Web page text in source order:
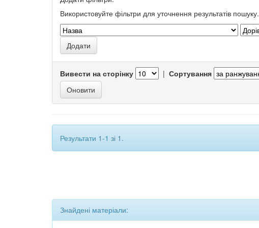
Використовуйте фільтри для уточнення результатів пошуку.
Вивести на сторінку | Сортування
Результати 1-1 зі 1.
Знайдені матеріали: